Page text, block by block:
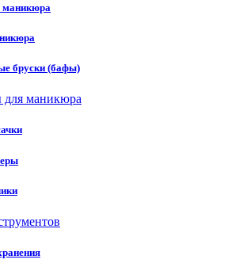
маникюра
бруски (бафы)
маникюра